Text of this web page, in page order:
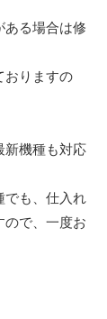
ある場合は修
おりますの
新機種も対応
でも、仕入れ
ので、一度お